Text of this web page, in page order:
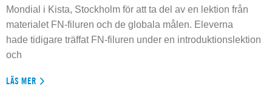
Mondial i Kista, Stockholm för att ta del av en lektion från
materialet FN-filuren och de globala målen. Eleverna
hade tidigare träffat FN-filuren under en introduktionslektion
och
LÄS MER